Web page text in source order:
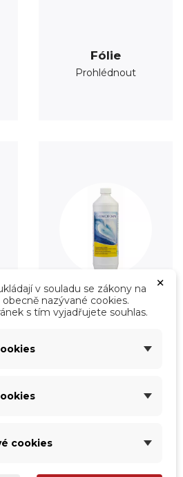
Fólie
Prohlédnout
Údržba
×
v souladu se zákony na
nazývané cookies.
s tím vyjadřujete souhlas.
cookies